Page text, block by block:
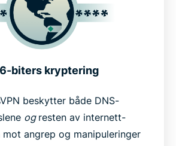
biters kryptering
beskytter både DNS-
og resten av internett-
angrep og manipuleringer